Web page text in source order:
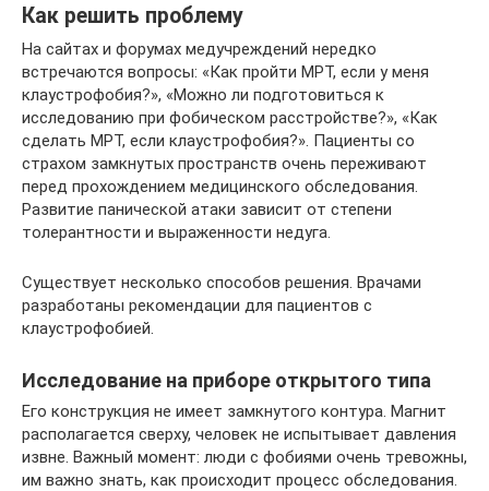
Как решить проблему
На сайтах и форумах медучреждений нередко
встречаются вопросы: «Как пройти МРТ, если у меня
клаустрофобия?», «Можно ли подготовиться к
исследованию при фобическом расстройстве?», «Как
сделать МРТ, если клаустрофобия?». Пациенты со
страхом замкнутых пространств очень переживают
перед прохождением медицинского обследования.
Развитие панической атаки зависит от степени
толерантности и выраженности недуга.
Существует несколько способов решения. Врачами
разработаны рекомендации для пациентов с
клаустрофобией.
Исследование на приборе открытого типа
Его конструкция не имеет замкнутого контура. Магнит
располагается сверху, человек не испытывает давления
извне. Важный момент: люди с фобиями очень тревожны,
им важно знать, как происходит процесс обследования.